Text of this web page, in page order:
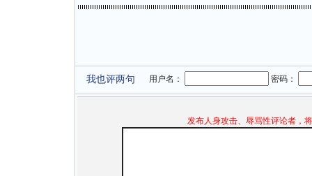
我也评两句 用户名： 密码：
发布人身攻击、辱骂性评论者，